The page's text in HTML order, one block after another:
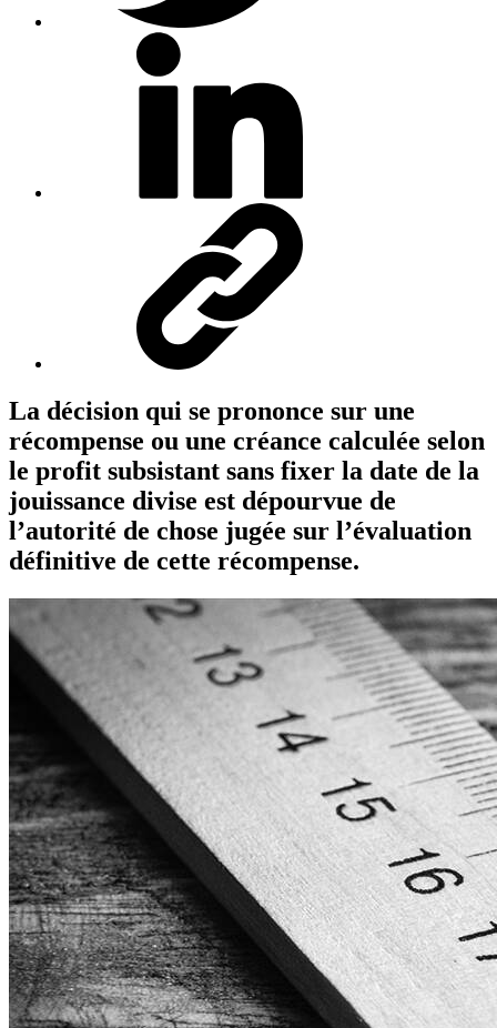
La décision qui se prononce sur une
récompense ou une créance calculée selon
le profit subsistant sans fixer la date de la
jouissance divise est dépourvue de
l’autorité de chose jugée sur l’évaluation
définitive de cette récompense.